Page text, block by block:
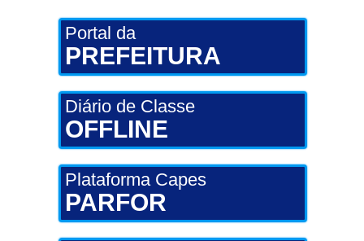
Portal da
PREFEITURA
Diário de Classe
OFFLINE
Plataforma Capes
PARFOR